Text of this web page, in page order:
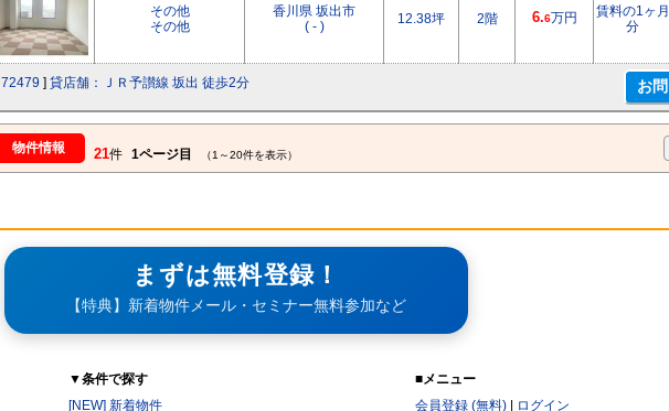
その他
その他
香川県 坂出市
( - )
12.38坪 2階 6.6万円
賃料の1ヶ月
分
72479 ] 貸店舗：ＪＲ予讃線 坂出 徒歩2分
物件情報 21件 1ページ目 （1～20件を表示）
まずは無料登録！
【特典】新着物件メール・セミナー無料参加など
▼条件で探す
[NEW] 新着物件
■メニュー
会員登録 (無料)| ログイン